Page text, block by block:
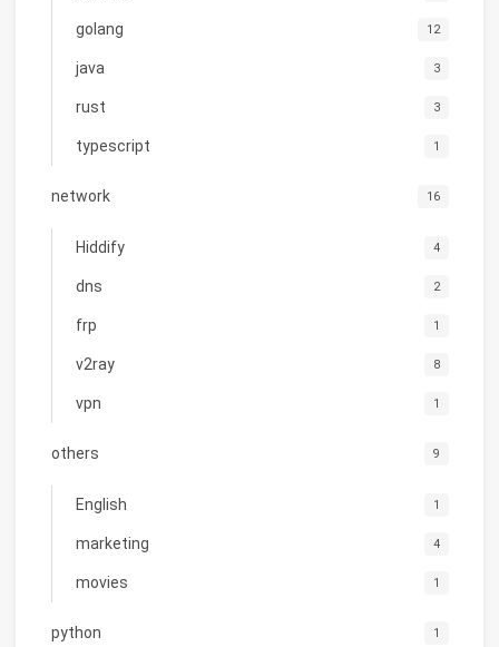
golang 12
java 3
rust 3
typescript 1
network 16
Hiddify 4
dns 2
frp 1
v2ray 8
vpn 1
others 9
English 1
marketing 4
movies 1
python 1